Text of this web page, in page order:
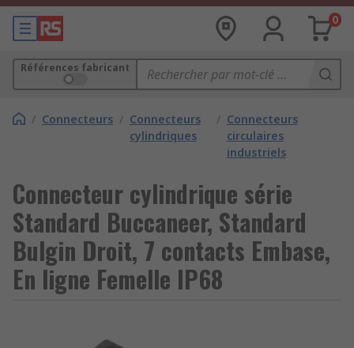
0
Références fabricant
/ Connecteurs / Connecteurs
cylindriques
/ Connecteurs
circulaires
industriels
Connecteur cylindrique série
Standard Buccaneer, Standard
Bulgin Droit, 7 contacts Embase,
En ligne Femelle IP68